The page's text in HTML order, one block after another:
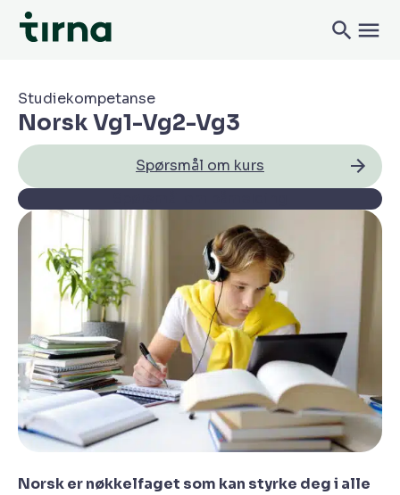
Studiekompetanse
Norsk Vg1-Vg2-Vg3
Spørsmål om kurs
Norsk er nøkkelfaget som kan styrke deg i alle